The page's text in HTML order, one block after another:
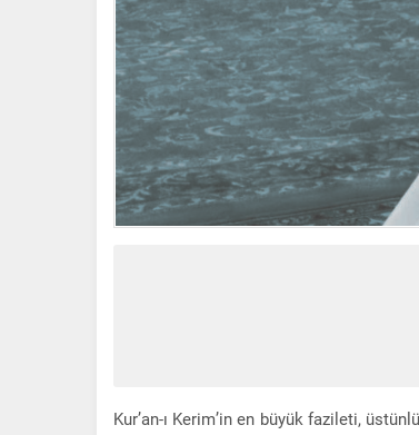
Kur’an-ı Kerim’in en büyük fazileti,